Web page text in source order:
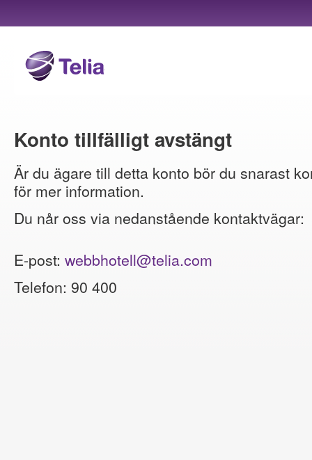
Konto tillfälligt avstängt
Är du ägare till detta konto bör du snarast
för mer information.
Du når oss via nedanstående kontaktvägar:
E-post: webbhotell@telia.com
Telefon: 90 400